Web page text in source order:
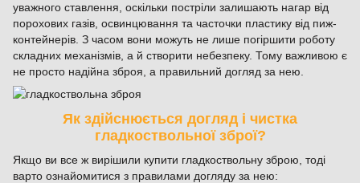
уважного ставлення, оскільки постріли залишають нагар від
порохових газів, освинцювання та часточки пластику від пиж-
контейнерів. З часом вони можуть не лише погіршити роботу
складних механізмів, а й створити небезпеку. Тому важливою є
не просто надійна зброя, а правильний догляд за нею.
Як здійснюється догляд і чистка
гладкоствольної зброї?
Якщо ви все ж вирішили купити гладкоствольну зброю, тоді
варто ознайомитися з правилами догляду за нею: